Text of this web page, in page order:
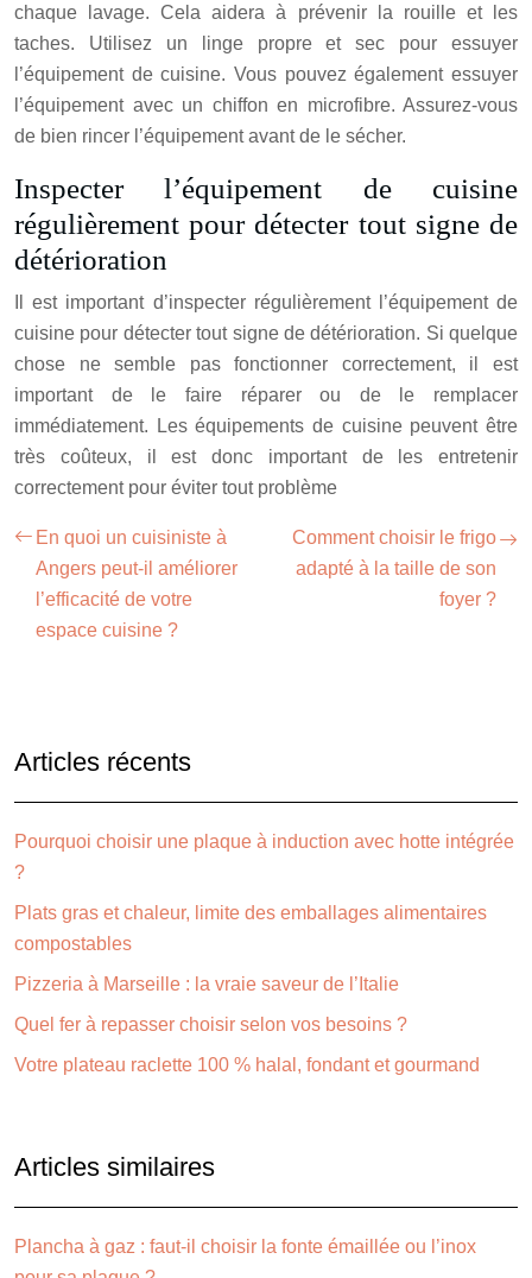
chaque lavage. Cela aidera à prévenir la rouille et les
taches. Utilisez un linge propre et sec pour essuyer
l’équipement de cuisine. Vous pouvez également essuyer
l’équipement avec un chiffon en microfibre. Assurez-vous
de bien rincer l’équipement avant de le sécher.
Inspecter l’équipement de cuisine
régulièrement pour détecter tout signe de
détérioration
Il est important d’inspecter régulièrement l’équipement de
cuisine pour détecter tout signe de détérioration. Si quelque
chose ne semble pas fonctionner correctement, il est
important de le faire réparer ou de le remplacer
immédiatement. Les équipements de cuisine peuvent être
très coûteux, il est donc important de les entretenir
correctement pour éviter tout problème
En quoi un cuisiniste à
Angers peut-il améliorer
l’efficacité de votre
espace cuisine ?
Comment choisir le frigo
adapté à la taille de son
foyer ?
Articles récents
Pourquoi choisir une plaque à induction avec hotte intégrée
?
Plats gras et chaleur, limite des emballages alimentaires
compostables
Pizzeria à Marseille : la vraie saveur de l’Italie
Quel fer à repasser choisir selon vos besoins ?
Votre plateau raclette 100 % halal, fondant et gourmand
Articles similaires
Plancha à gaz : faut-il choisir la fonte émaillée ou l’inox